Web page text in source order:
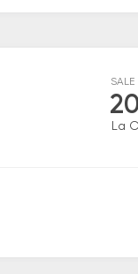
SALE
La